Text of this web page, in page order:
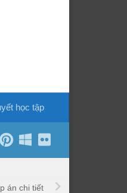
học tập
án chi tiết